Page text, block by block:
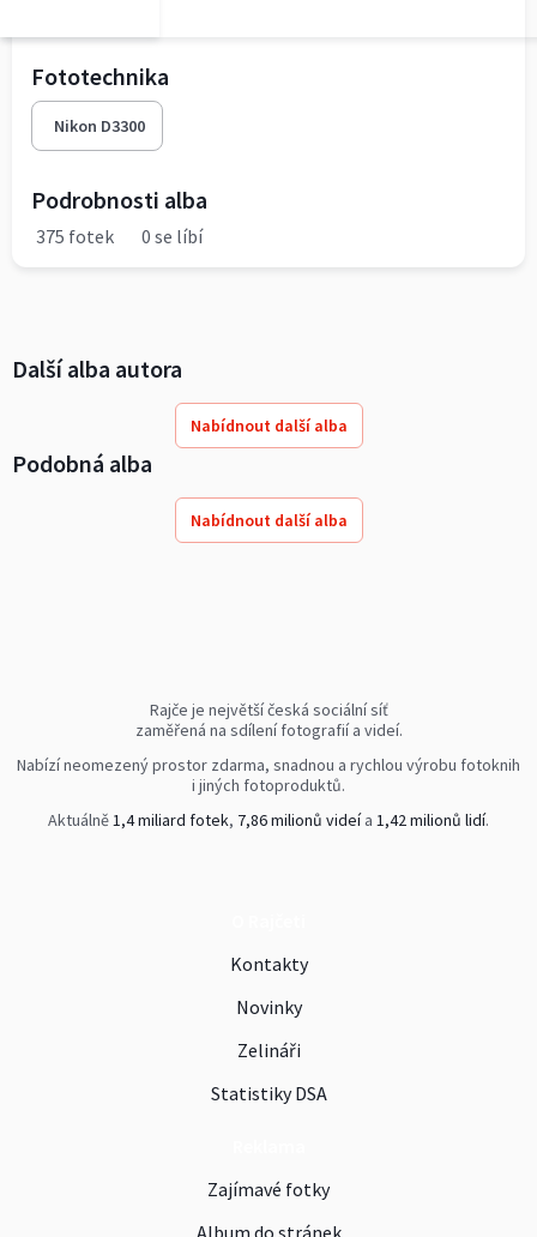
Fototechnika
Nikon D3300
Podrobnosti alba
375 fotek 0 se líbí
Další alba autora
Nabídnout další alba
Podobná alba
Nabídnout další alba
Rajče je největší česká sociální síť
zaměřená na sdílení fotografií a videí.
Nabízí neomezený prostor zdarma, snadnou a rychlou výrobu fotoknih
i jiných fotoproduktů.
Aktuálně1,4 miliard fotek, 7,86 milionů videía 1,42 milionů lidí.
Kontakty
Novinky
Zelináři
Statistiky DSA
Zajímavé fotky
Album do stránek